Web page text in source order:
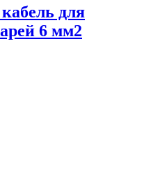
для
6 мм2